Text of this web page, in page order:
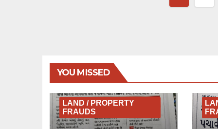
YOU MISSED
LAND / PROPERTY
FRAUDS